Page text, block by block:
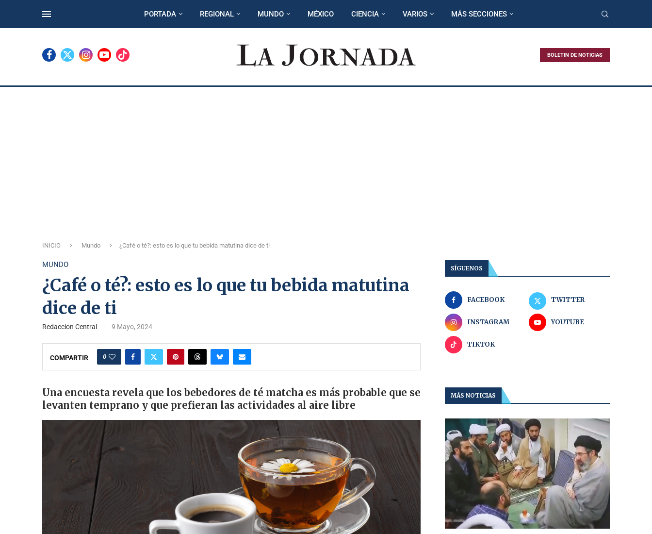
PORTADA REGIONAL MUNDO MÉXICO CIENCIA VARIOS MÁS SECCIONES
BOLETIN DE NOTICIAS
INICIO Mundo ¿Café o té?: esto es lo que tu bebida matutina dice de ti
MUNDO
¿Café o té?: esto es lo que tu bebida matutina
dice de ti
Redaccion Central 9 Mayo, 2024
COMPARTIR 0
Una encuesta revela que los bebedores de té matcha es más probable que se
levanten temprano y que prefieran las actividades al aire libre
SÍGUENOS
FACEBOOK TWITTER
INSTAGRAM YOUTUBE
TIKTOK
MÁS NOTICIAS